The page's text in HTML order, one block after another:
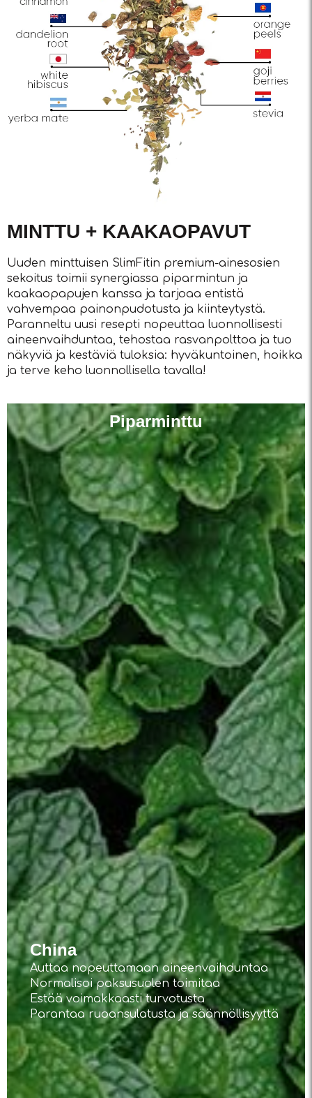
MINTTU + KAAKAOPAVUT
Uuden minttuisen SlimFitin premium-ainesosien
sekoitus toimii synergiassa piparmintun ja
kaakaopapujen kanssa ja tarjoaa entistä
vahvempaa painonpudotusta ja kiinteytystä.
Paranneltu uusi resepti nopeuttaa luonnollisesti
aineenvaihduntaa, tehostaa rasvanpolttoa ja tuo
näkyviä ja kestäviä tuloksia: hyväkuntoinen, hoikka
ja terve keho luonnollisella tavalla!
Piparminttu
China
Auttaa nopeuttamaan aineenvaihduntaa
Normalisoi paksusuolen toimitaa
Estää voimakkaasti turvotusta
Parantaa ruoansulatusta ja säännöllisyyttä